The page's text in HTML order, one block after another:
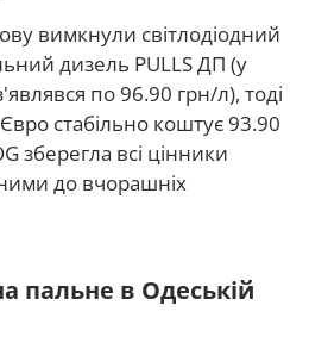
вимкнули світлодіодний
дизель PULLS ДП (у
по 96.90 грн/л), тоді
стабільно коштує 93.90
зберегла всі цінники
до вчорашніх
пальне в Одеській